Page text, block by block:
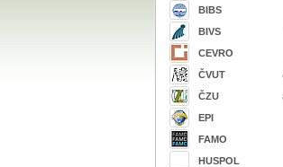
BIBS
BIVS
CEVRO
ČVUT
ČZU
EPI
FAMO
HUSPOL